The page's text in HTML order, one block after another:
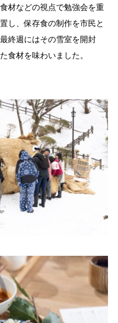
材などの視点で勉強会を重
し、保存食の制作を市民と
終週にはその雪室を開封
食材を味わいました。